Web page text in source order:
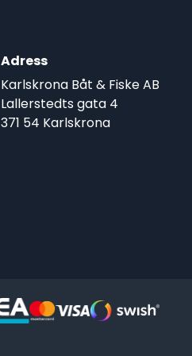
Adress
Karlskrona Båt & Fiske AB
Lallerstedts gata 4
371 54 Karlskrona